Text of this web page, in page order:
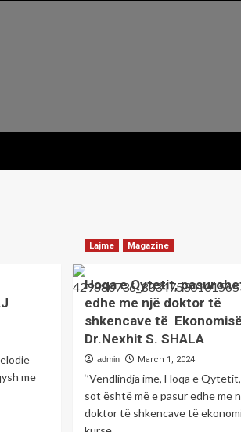
me
Lajme Magazine
Hoqa e Qytetit,
edhe me një doktor të
shkencave të Ekonomisë
Dr.Nexhit S. SHALA
admin March 1, 2024
‘’Vendlindja ime, Hoqa e
sot është më e pasur edhe me
doktor të shkencave të